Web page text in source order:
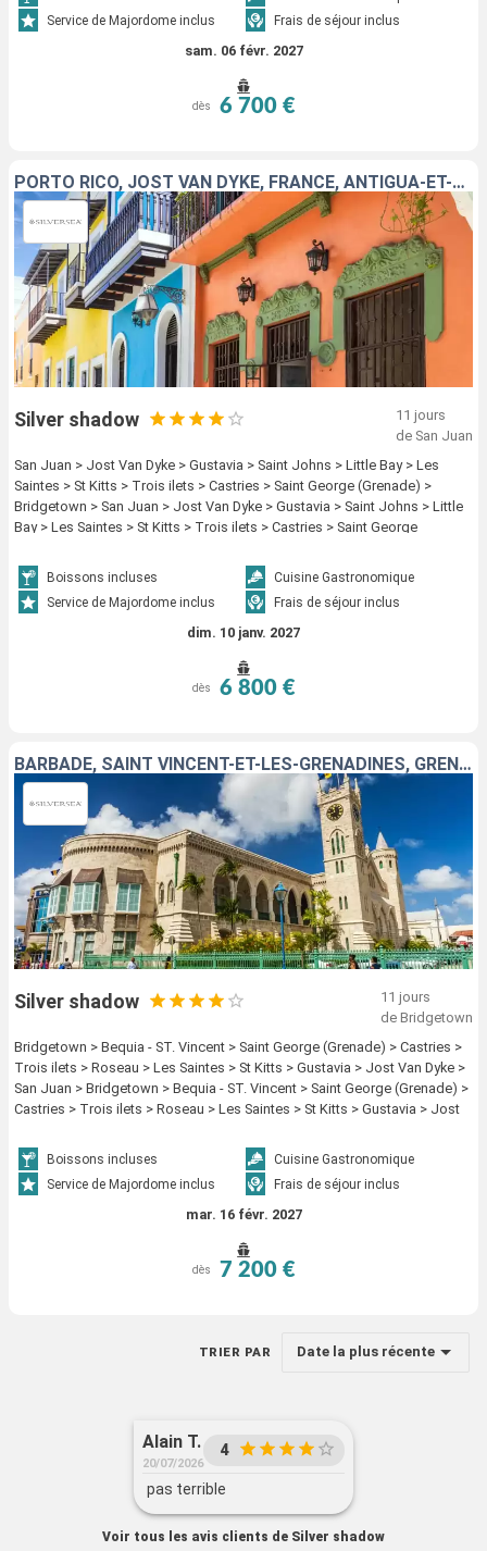
Service de Majordome inclus
Frais de séjour inclus
sam. 06 févr. 2027
dès 6 700 €
PORTO RICO, JOST VAN DYKE, FRANCE, ANTIGUA-ET-BARBUDA, ROYAUME-UNI, GUADELOUPE, MARTINIQUE, SAINTE-LUCIE, GRENADE, BARBADE
Silver shadow
11 jours
de San Juan
San Juan > Jost Van Dyke > Gustavia > Saint Johns > Little Bay > Les
Saintes > St Kitts > Trois ilets > Castries > Saint George (Grenade) >
Bridgetown > San Juan > Jost Van Dyke > Gustavia > Saint Johns > Little
Bay > Les Saintes > St Kitts > Trois ilets > Castries > Saint George
Boissons incluses
Cuisine Gastronomique
Service de Majordome inclus
Frais de séjour inclus
dim. 10 janv. 2027
dès 6 800 €
BARBADE, SAINT VINCENT-ET-LES-GRENADINES, GRENADE, SAINTE-LUCIE, MARTINIQUE, DOMINIQUE, GUADELOUPE, ANTIGUA-ET-BARBUDA, FRANCE, JOST VAN DYKE, PORTO RICO
Silver shadow
11 jours
de Bridgetown
Bridgetown > Bequia - ST. Vincent > Saint George (Grenade) > Castries >
Trois ilets > Roseau > Les Saintes > St Kitts > Gustavia > Jost Van Dyke >
San Juan > Bridgetown > Bequia - ST. Vincent > Saint George (Grenade) >
Castries > Trois ilets > Roseau > Les Saintes > St Kitts > Gustavia > Jost
Boissons incluses
Cuisine Gastronomique
Service de Majordome inclus
Frais de séjour inclus
mar. 16 févr. 2027
dès 7 200 €
TRIER PAR Date la plus récente
Alain T.
20/07/2026
4
pas terrible
Voir tous les avis clients de Silver shadow